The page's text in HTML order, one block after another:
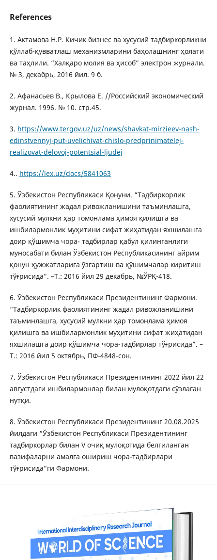
References
1. Актамова Н.Р. Кичик бизнес ва хусусий тадбиркорликни
қўллаб-қувватлаш механизмларини баҳолашнинг ҳолати
ва таҳлили. “Халқаро молия ва ҳисоб” электрон журнали.
№ 3, декабрь, 2016 йил. 9 б.
2. Афанасьев В., Крылова Е. //Российский экономический
журнал. 1996. № 10. стр.45.
3. https://www.tergov.uz/uz/news/shavkat-mirzieev-nash-
edinstvennyj-put-uvelichivat-chislo-predprinimatelej-
realizovat-delovoj-potentsial-ljudej
4.. https://lex.uz/docs/5841063
5. Ўзбекистон Республикаси Қонуни. “Тадбиркорлик
фаолиятининг жадал ривожланишини таъминлашга,
хусусий мулкни ҳар томонлама ҳимоя қилишга ва
ишбилармонлик муҳитини сифат жиҳатидан яхшилашга
доир қўшимча чора- тадбирлар қабул қилинганлиги
муносабати билан Ўзбекистон Республикасининг айрим
қонун ҳужжатларига ўзгартиш ва қўшимчалар киритиш
тўғрисида”. –Т.: 2016 йил 29 декабрь, №ЎРҚ-418.
6. Ўзбекистон Республикаси Президентининг Фармони.
“Тадбиркорлик фаолиятининг жадал ривожланишини
таъминлашга, хусусий мулкни ҳар томонлама ҳимоя
қилишга ва ишбилармонлик муҳитини сифат жиҳатидан
яхшилашга доир қўшимча чора-тадбирлар тўғрисида”. –
Т.: 2016 йил 5 октябрь, ПФ-4848-сон.
7. Ўзбекистон Республикаси Президентининг 2022 йил 22
августдаги ишбилармонлар билан мулоқотдаги сўзлаган
нутқи.
8. Ўзбекистон Республикаси Президентининг 20.08.2025
йилдаги “Ўзбекистон Республикаси Президентининг
тадбиркорлар билан V очиқ мулоқотида белгиланган
вазифаларни амалга ошириш чора-тадбирлари
тўғрисида”ги Фармони.